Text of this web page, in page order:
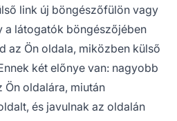
link új böngészőfülön vagy
a látogatók böngészőjében
az Ön oldala, miközben külső
két előnye van: nagyobb
Ön oldalára, miután
és javulnak az oldalán